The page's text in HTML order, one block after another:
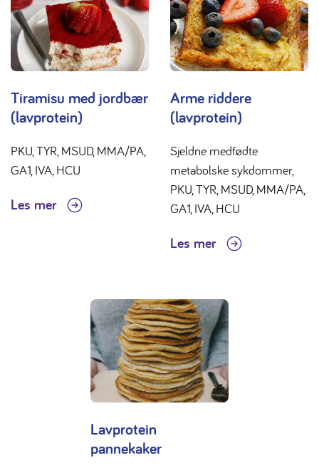
Tiramisu med jordbær
(lavprotein)
PKU, TYR, MSUD, MMA/PA,
GA1, IVA, HCU
Les mer
Arme riddere
(lavprotein)
Sjeldne medfødte
metabolske sykdommer,
PKU, TYR, MSUD, MMA/PA,
GA1, IVA, HCU
Les mer
Lavprotein
pannekaker